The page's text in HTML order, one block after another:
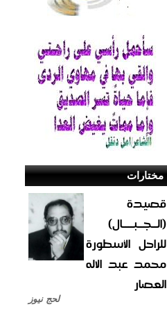
مختارات
قصيدة
(الــجــبــــال)
للراحل الأسطورة
محمد عبد الاله
العصار
لحج نيوز